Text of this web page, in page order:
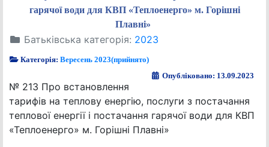
гарячої води для КВП «Теплоенерго» м. Горішні
Плавні»
Батьківська категорія: 2023
Категорія:Вересень 2023(прийнято)
Опубліковано: 13.09.2023
№ 213 Про встановлення
тарифів на теплову енергію, послуги з постачання
теплової енергії і постачання гарячої води для КВП
«Теплоенерго» м. Горішні Плавні»